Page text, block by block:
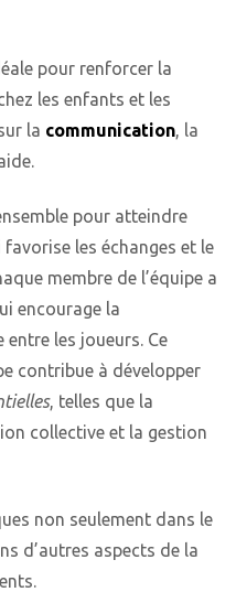
pour renforcer la
les enfants et les
la communication, la
pour atteindre
les échanges et le
membre de l’équipe a
encourage la
les joueurs. Ce
contribue à développer
, telles que la
collective et la gestion
non seulement dans le
d’autres aspects de la